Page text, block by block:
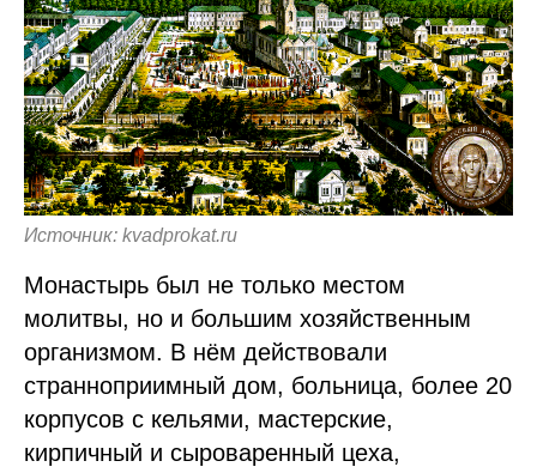
Источник: kvadprokat.ru
Монастырь был не только местом
молитвы, но и большим хозяйственным
организмом. В нём действовали
странноприимный дом, больница, более 20
корпусов с кельями, мастерские,
кирпичный и сыроваренный цеха,